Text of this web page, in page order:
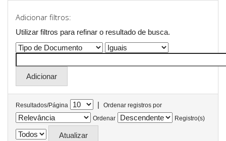
Adicionar filtros:
Utilizar filtros para refinar o resultado de busca.
Resultados/Página |
Ordenar registros por
Ordenar
Registro(s)